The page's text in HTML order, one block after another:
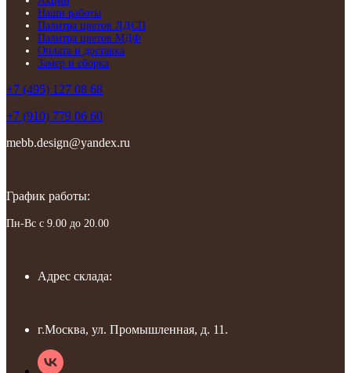
Наши работы
Палитра цветов ЛДСП
Палитра цветов МДФ
Оплата и доставка
Замер и сборка
+7 (495) 127 08 68
+7 (910) 779 06 60
mebb.design@yandex.ru
График работы:
Пн-Вс с 9.00 до 20.00
Адрес склада:
г.Москва, ул. Промышленная, д. 11.